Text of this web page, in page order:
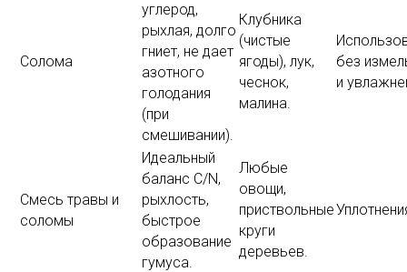
Солома
углерод,
рыхлая, долго
гниет, не дает
азотного
голодания
(при
смешивании).
Клубника
(чистые
ягоды), лук,
чеснок,
малина.
без
и
Смесь травы и
соломы
Идеальный
баланс C/N,
рыхлость,
быстрое
образование
гумуса.
Любые
овощи,
приствольные
круги
деревьев.